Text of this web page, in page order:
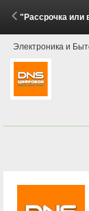
"Рассрочка или выгода!
Электроника и